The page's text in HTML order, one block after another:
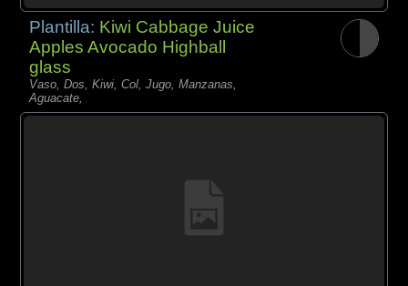
Plantilla: Kiwi Cabbage Juice
Apples Avocado Highball
glass
Vaso, Dos, Kiwi, Col, Jugo, Manzanas,
Aguacate,